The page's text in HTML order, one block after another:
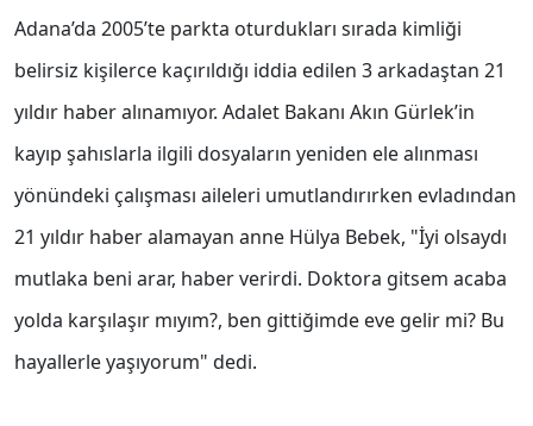
Adana’da 2005’te parkta oturdukları sırada kimliği
belirsiz kişilerce kaçırıldığı iddia edilen 3 arkadaştan 21
yıldır haber alınamıyor. Adalet Bakanı Akın Gürlek’in
kayıp şahıslarla ilgili dosyaların yeniden ele alınması
yönündeki çalışması aileleri umutlandırırken evladından
21 yıldır haber alamayan anne Hülya Bebek, "İyi olsaydı
mutlaka beni arar, haber verirdi. Doktora gitsem acaba
yolda karşılaşır mıyım?, ben gittiğimde eve gelir mi? Bu
hayallerle yaşıyorum" dedi.